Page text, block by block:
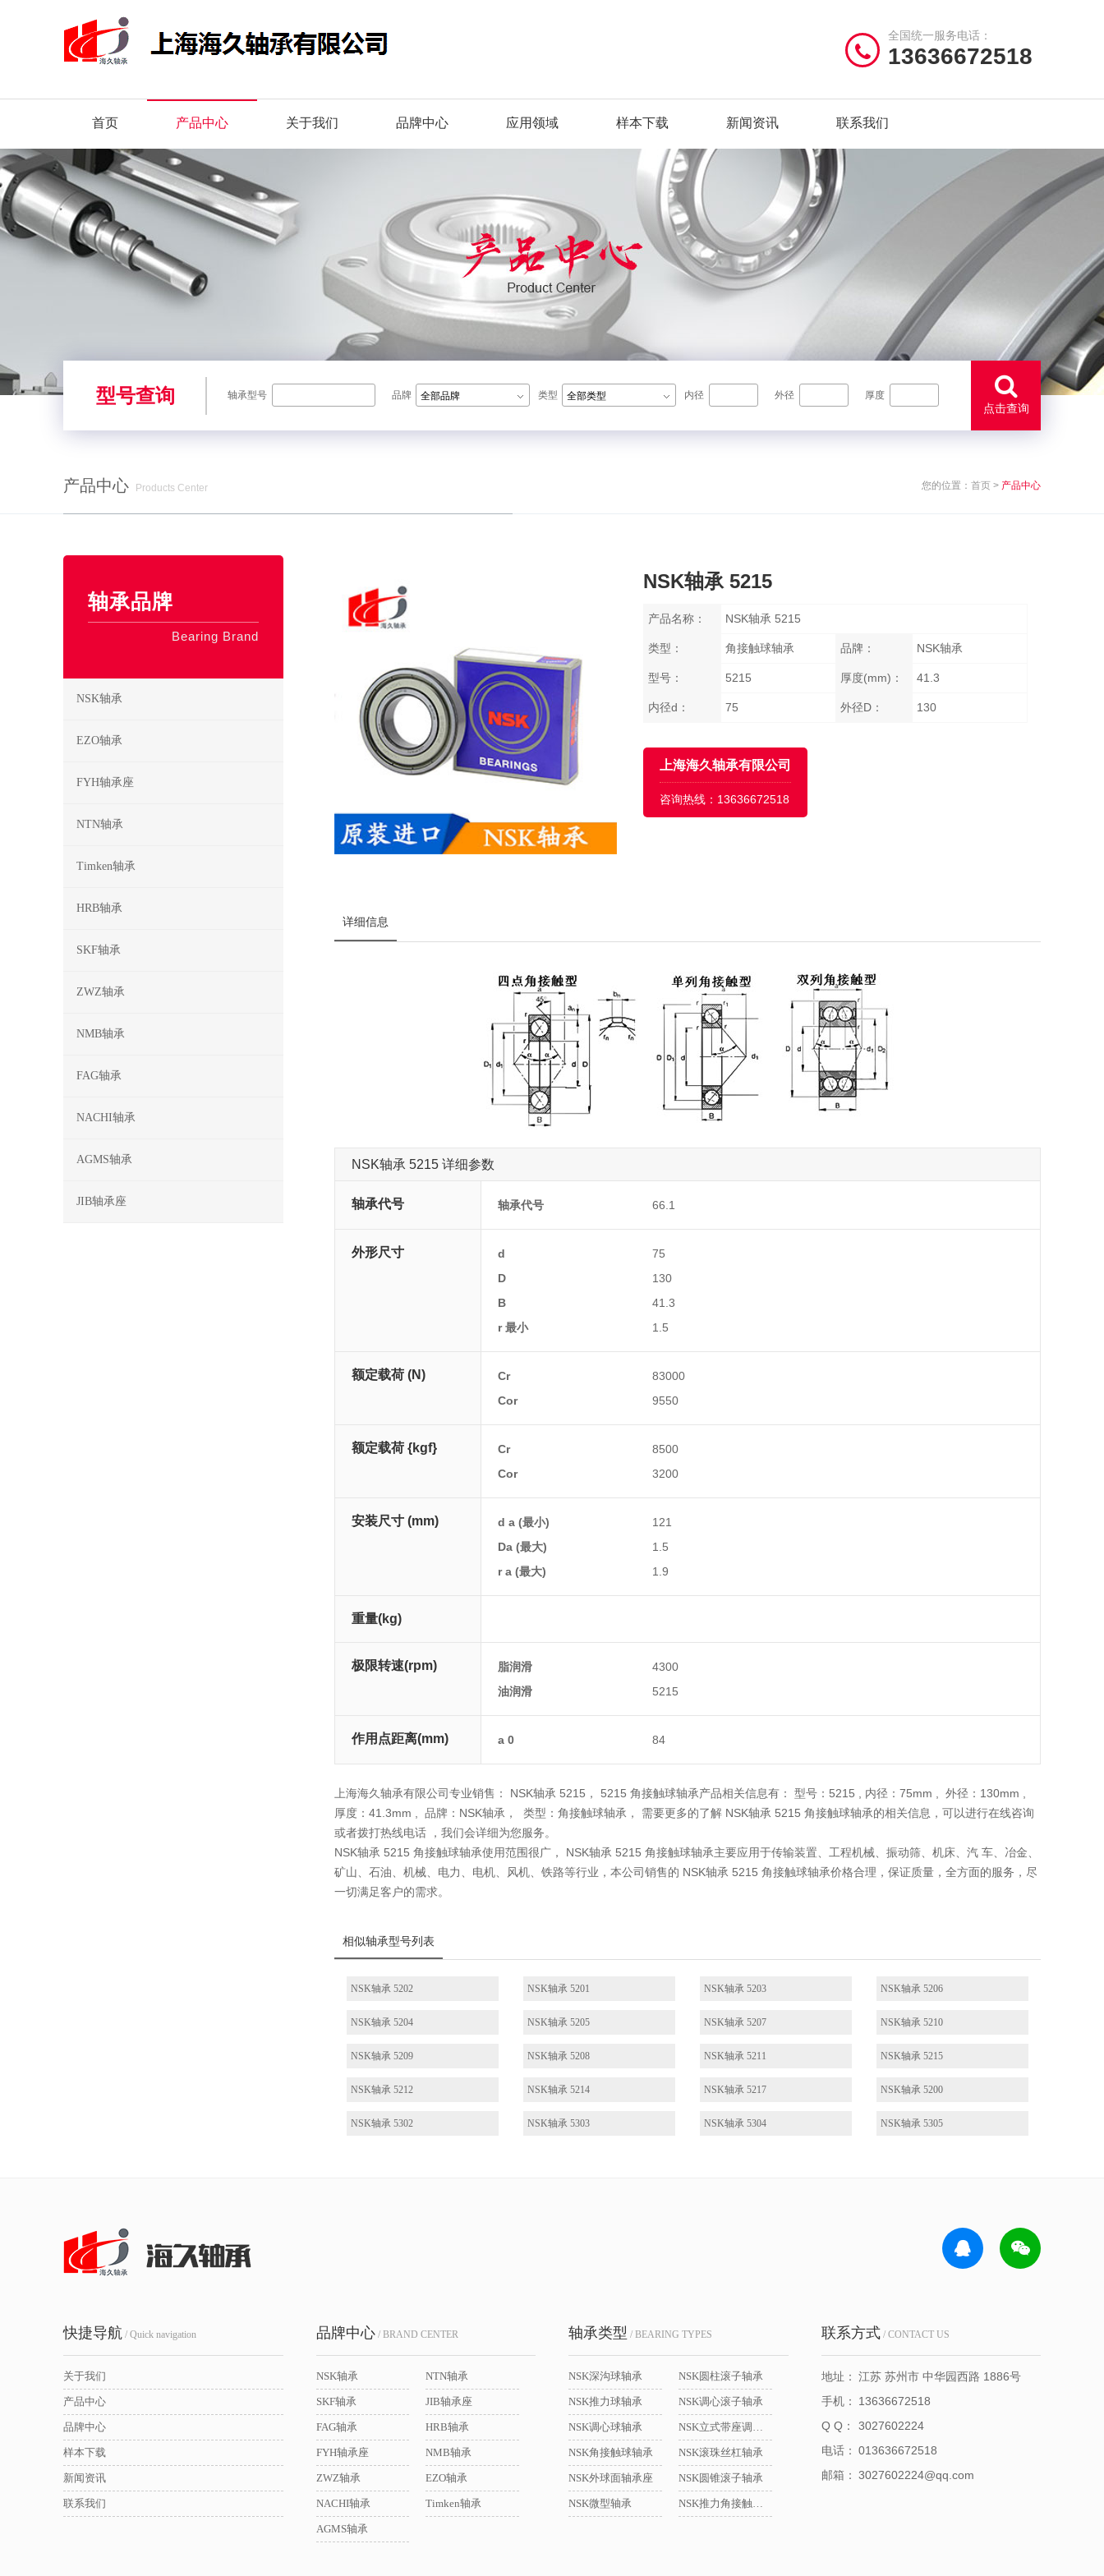
全国统一服务电话：
13636672518
首页 产品中心 关于我们 品牌中心 应用领域 样本下载 新闻资讯 联系我们
型号查询 轴承型号 品牌 全部品牌 类型 全部类型 内径 外径 厚度
点击查询
产品中心
Products Center
您的位置： 首页 > 产品中心
NSK轴承 5215
产品名称： NSK轴承 5215
类型： 角接触球轴承 品牌： NSK轴承
型号： 5215 厚度(mm)： 41.3
内径d： 75 外径D： 130
上海海久轴承有限公司
咨询热线： 13636672518
详细信息
NSK轴承 5215 详细参数
轴承代号 轴承代号 66.1
外形尺寸 d
75
D
130
B
41.3
r 最小
1.5
额定载荷 (N) Cr
83000
Cor
9550
额定载荷 {kgf} Cr
8500
Cor
3200
安装尺寸 (mm) d a (最小)
121
Da (最大)
1.5
r a (最大)
1.9
重量(kg)
极限转速(rpm) 脂润滑
4300
油润滑
5215
作用点距离(mm) a 0 84
上海海久轴承有限公司专业销售： NSK轴承 5215， 5215 角接触球轴承产品相关信息有： 型号：5215 , 内径：75mm , 外径：130mm ,
厚度：41.3mm , 品牌：NSK轴承， 类型：角接触球轴承， 需要更多的了解 NSK轴承 5215 角接触球轴承的相关信息，可以进行在线咨询
或者拨打热线电话 ，我们会详细为您服务。
NSK轴承 5215 角接触球轴承使用范围很广， NSK轴承 5215 角接触球轴承主要应用于传输装置、工程机械、振动筛、机床、汽 车、冶金、
矿山、石油、机械、电力、电机、风机、铁路等行业，本公司销售的 NSK轴承 5215 角接触球轴承价格合理，保证质量，全方面的服务，尽
一切满足客户的需求。
相似轴承型号列表
NSK轴承 5202 NSK轴承 5201 NSK轴承 5203 NSK轴承 5206
NSK轴承 5204 NSK轴承 5205 NSK轴承 5207 NSK轴承 5210
NSK轴承 5209 NSK轴承 5208 NSK轴承 5211 NSK轴承 5215
NSK轴承 5212 NSK轴承 5214 NSK轴承 5217 NSK轴承 5200
NSK轴承 5302 NSK轴承 5303 NSK轴承 5304 NSK轴承 5305
轴承品牌
Bearing Brand
NSK轴承
EZO轴承
FYH轴承座
NTN轴承
Timken轴承
HRB轴承
SKF轴承
ZWZ轴承
NMB轴承
FAG轴承
NACHI轴承
AGMS轴承
JIB轴承座
快捷导航 / Quick navigation
关于我们
产品中心
品牌中心
样本下载
新闻资讯
联系我们
品牌中心/ BRAND CENTER
NSK轴承 NTN轴承
SKF轴承 JIB轴承座
FAG轴承 HRB轴承
FYH轴承座 NMB轴承
ZWZ轴承 EZO轴承
NACHI轴承 Timken轴承
AGMS轴承
轴承类型 / BEARING TYPES
NSK深沟球轴承 NSK圆柱滚子轴承
NSK推力球轴承 NSK调心滚子轴承
NSK调心球轴承 NSK立式带座调心轴承
NSK角接触球轴承 NSK滚珠丝杠轴承
NSK外球面轴承座 NSK圆锥滚子轴承
NSK微型轴承 NSK推力角接触球轴承
联系方式/ CONTACT US
地址： 江苏 苏州市 中华园西路 1886号
手机：
13636672518
Q Q：
3027602224
电话： 013636672518
邮箱： 3027602224@qq.com